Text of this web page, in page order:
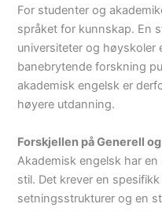
For studenter og
språket for kunnskap. En
universiteter og høyskoler
banebrytende forskning
akademisk engelsk er
høyere utdanning.
Forskjellen på Generell
Akademisk engelsk har
stil. Det krever en
setningsstrukturer og en